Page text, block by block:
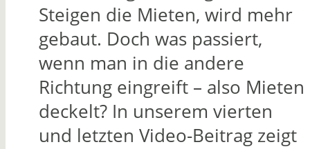
Steigen die Mieten, wird mehr
gebaut. Doch was passiert,
wenn man in die andere
Richtung eingreift – also Mieten
deckelt? In unserem vierten
und letzten Video-Beitrag zeigt